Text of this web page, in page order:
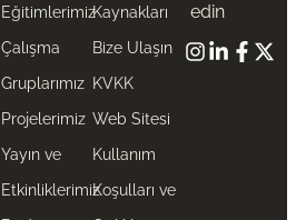
Eğitimlerimiz
Çalışma
Gruplarımız
Projelerimiz
Yayın ve
Etkinliklerimiz
Kaynakları
Bize Ulaşın
KVKK
Web Sitesi
Kullanım
Koşulları ve
edin